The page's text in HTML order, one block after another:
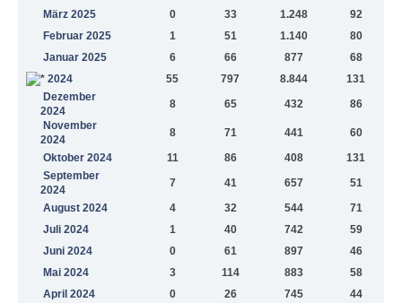
März 2025
0 33 1.248
92
Februar 2025
1 51 1.140
80
Januar 2025
6 66 877
68
2024
55 797 8.844
131
Dezember
2024
8 65 432
86
November
2024
8 71 441
60
Oktober 2024
11 86 408
131
September
2024
7 41 657
51
August 2024
4 32 544
71
Juli 2024
1 40 742
59
Juni 2024
0 61 897
46
Mai 2024
3 114 883
58
April 2024
0 26 745
44